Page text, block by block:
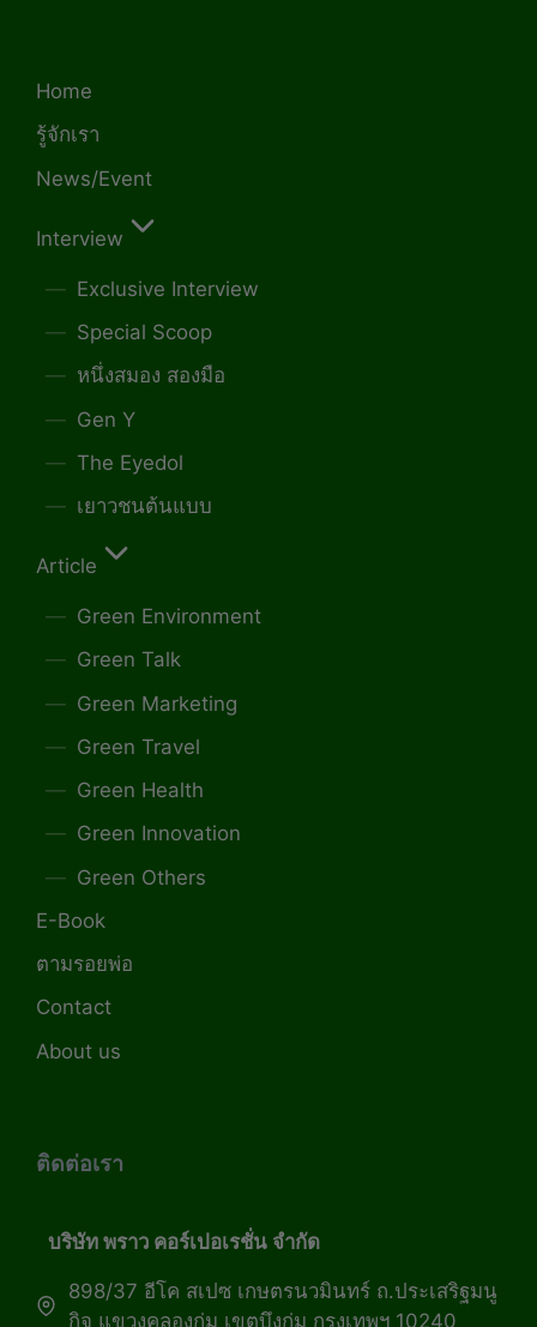
Home
รู้จักเรา
News/Event
Interview
Exclusive Interview
Special Scoop
หนึ่งสมอง สองมือ
Gen Y
The Eyedol
เยาวชนต้นแบบ
Article
Green Environment
Green Talk
Green Marketing
Green Travel
Green Health
Green Innovation
Green Others
E-Book
ตามรอยพ่อ
Contact
About us
ติดต่อเรา
บริษัท พราว คอร์เปอเรชั่น จำกัด
898/37 อีโค สเปซ เกษตรนวมินทร์ ถ.ประเสริฐมนู
กิจ แขวงคลองกุ่ม เขตบึงกุ่ม กรุงเทพฯ 10240